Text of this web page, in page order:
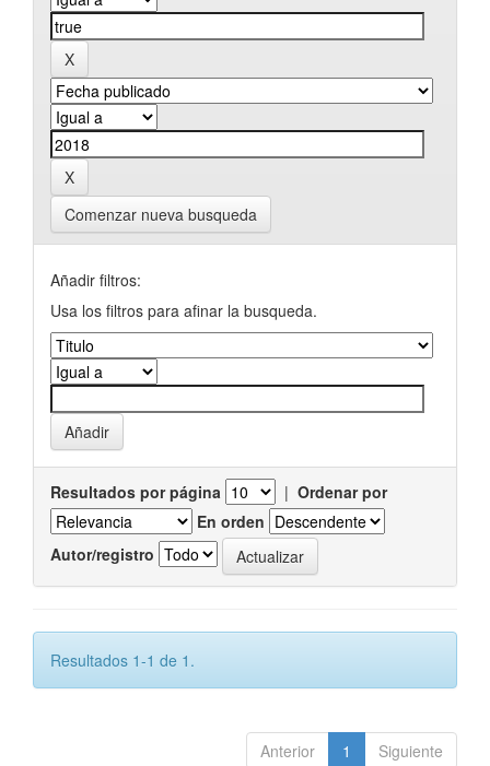
Comenzar nueva busqueda
Añadir filtros:
Usa los filtros para afinar la busqueda.
Resultados por página | Ordenar por
En orden
Autor/registro
Resultados 1-1 de 1.
Anterior 1 Siguiente